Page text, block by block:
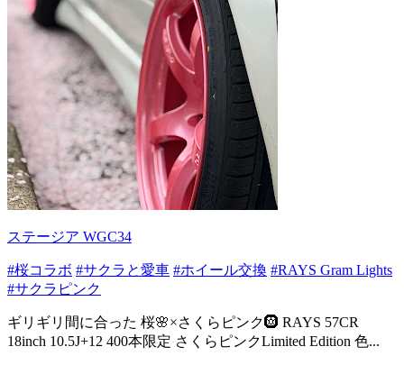
ステージア WGC34
#桜コラボ #サクラと愛車 #ホイール交換 #RAYS Gram Lights
#サクラピンク
ギリギリ間に合った 桜🌸×さくらピンク🛞 RAYS 57CR
18inch 10.5J+12 400本限定 さくらピンクLimited Edition 色...